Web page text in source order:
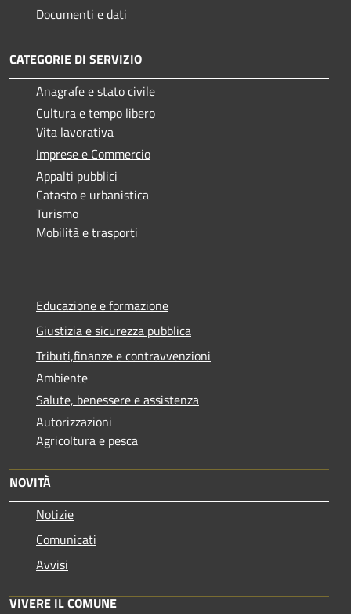
Documenti e dati
CATEGORIE DI SERVIZIO
Anagrafe e stato civile
Cultura e tempo libero
Vita lavorativa
Imprese e Commercio
Appalti pubblici
Catasto e urbanistica
Turismo
Mobilità e trasporti
Educazione e formazione
Giustizia e sicurezza pubblica
Tributi,finanze e contravvenzioni
Ambiente
Salute, benessere e assistenza
Autorizzazioni
Agricoltura e pesca
NOVITÀ
Notizie
Comunicati
Avvisi
VIVERE IL COMUNE